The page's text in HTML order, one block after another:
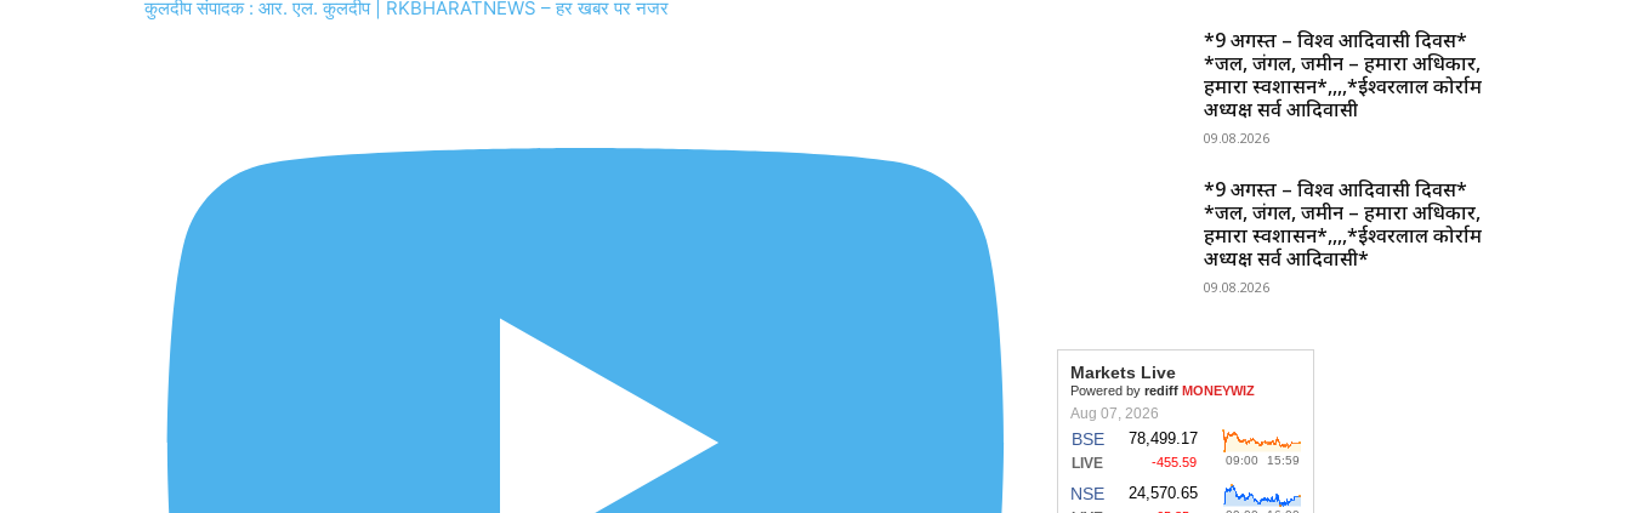
*9 अगस्त – विश्व आदिवासी दिवस*
*जल, जंगल, जमीन – हमारा अधिकार,
हमारा स्वशासन*,,,,*ईश्वरलाल कोर्राम
अध्यक्ष सर्व आदिवासी
09.08.2026
*9 अगस्त – विश्व आदिवासी दिवस*
*जल, जंगल, जमीन – हमारा अधिकार,
हमारा स्वशासन*,,,,*ईश्वरलाल कोर्राम
अध्यक्ष सर्व आदिवासी*
09.08.2026